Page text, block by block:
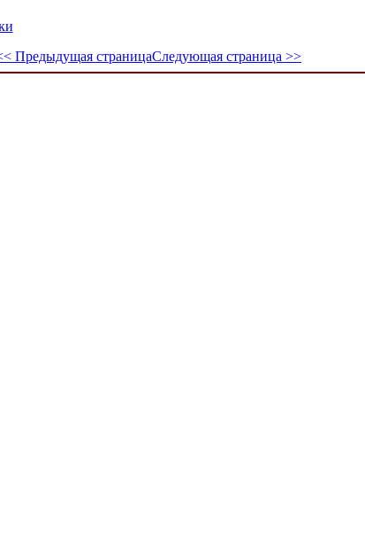
Предыдущая страницаСледующая страница >>